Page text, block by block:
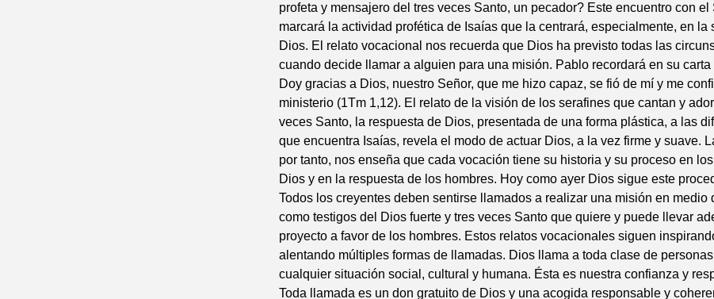
profeta y mensajero del tres veces Santo, un pecador? Este encuentro con el
marcará la actividad profética de Isaías que la centrará, especialmente, en la
Dios. El relato vocacional nos recuerda que Dios ha previsto todas las
cuando decide llamar a alguien para una misión. Pablo recordará en su carta
Doy gracias a Dios, nuestro Señor, que me hizo capaz, se fió de mí y me
ministerio (1Tm 1,12). El relato de la visión de los serafines que cantan y
veces Santo, la respuesta de Dios, presentada de una forma plástica, a las
que encuentra Isaías, revela el modo de actuar Dios, a la vez firme y suave.
por tanto, nos enseña que cada vocación tiene su historia y su proceso en
Dios y en la respuesta de los hombres. Hoy como ayer Dios sigue este
Todos los creyentes deben sentirse llamados a realizar una misión en medio
como testigos del Dios fuerte y tres veces Santo que quiere y puede llevar
proyecto a favor de los hombres. Estos relatos vocacionales siguen
alentando múltiples formas de llamadas. Dios llama a toda clase de
cualquier situación social, cultural y humana. Ésta es nuestra confianza y
Toda llamada es un don gratuito de Dios y una acogida responsable y